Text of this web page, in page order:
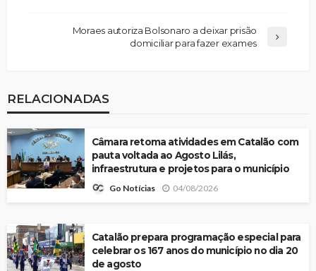
Moraes autoriza Bolsonaro a deixar prisão
domiciliar para fazer exames
RELACIONADAS
Câmara retoma atividades em Catalão com
pauta voltada ao Agosto Lilás,
infraestrutura e projetos para o município
Go Notícias 04/08/2026
Catalão prepara programação especial para
celebrar os 167 anos do município no dia 20
de agosto